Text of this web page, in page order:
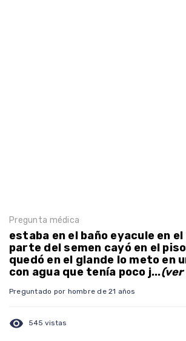
Pregunta médica
estaba en el baño eyacule en
parte del semen cayó en el
quedó en el glande lo meto en
con agua que tenía poco j...(ver
Preguntado por hombre de 21 años
visibility 545 vistas